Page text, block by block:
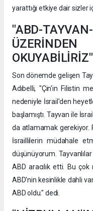
yarattığı etkiye dair sizler
"ABD-
OKUYABİLİRİZ"
Son dönemde gelişen
Adıbelli, "Çin'in Filistin
nedeniyle İsrail'den
başlamıştı. Tayvan ile
da atlamamak gerekiyor.
İsraillilerin müdahale
düşünüyorum.
ABD aracılık etti. Bu
ABD'nin kesinlikle dahli
ABD oldu." dedi.